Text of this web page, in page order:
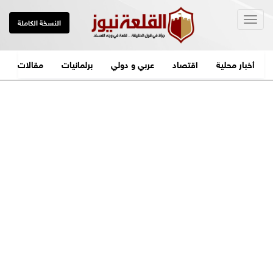
النسخة الكاملة
أخبار محلية اقتصاد عربي و دولي برلمانيات مقالات